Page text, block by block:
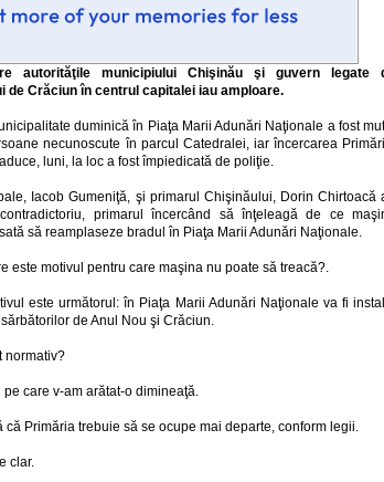
autorităţile municipiului Chişinău şi guvern legate
de Crăciun în centrul capitalei iau amploare.
duminică în Piaţa Marii Adunări Naţionale a fost
necunoscute în parcul Catedralei, iar încercarea
luni, la loc a fost împiedicată de poliţie.
Iacob Gumeniţă, şi primarul Chişinăului, Dorin Chirtoacă
primarul încercând să înţeleagă de ce
să reamplaseze bradul în Piaţa Marii Adunări Naţionale.
este motivul pentru care maşina nu poate să treacă?.
este următorul: în Piaţa Marii Adunări Naţionale va fi
de Anul Nou şi Crăciun.
normativ?
care v-am arătat-o dimineaţă.
că Primăria trebuie să se ocupe mai departe, conform legii.
clar.